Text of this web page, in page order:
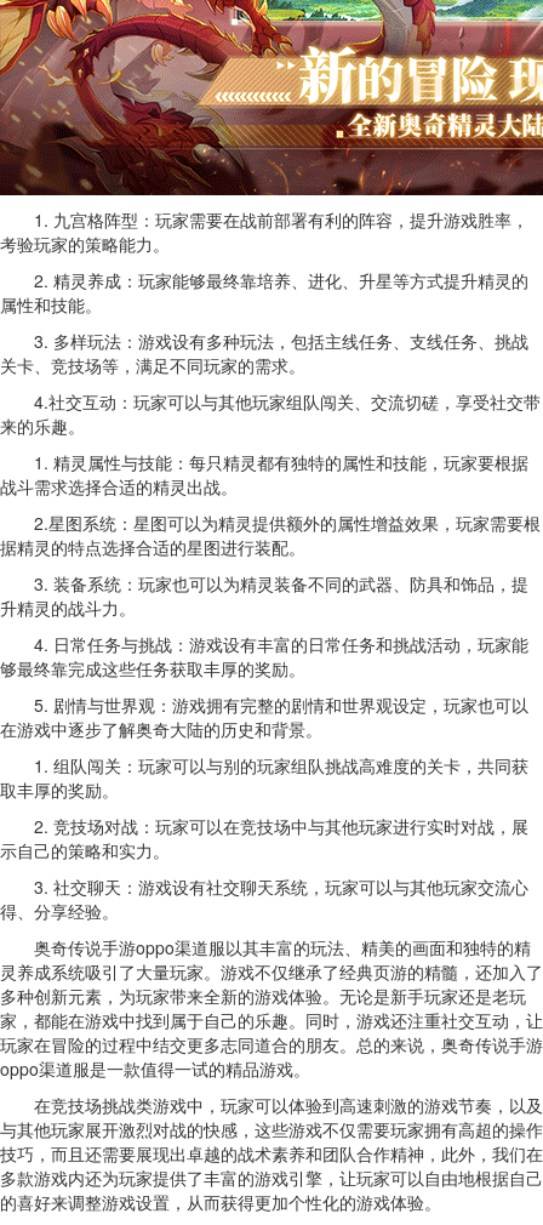
1. 九宫格阵型：玩家需要在战前部署有利的阵容，提升游戏胜率，
考验玩家的策略能力。
2. 精灵养成：玩家能够最终靠培养、进化、升星等方式提升精灵的
属性和技能。
3. 多样玩法：游戏设有多种玩法，包括主线任务、支线任务、挑战
关卡、竞技场等，满足不同玩家的需求。
4.社交互动：玩家可以与其他玩家组队闯关、交流切磋，享受社交带
来的乐趣。
1. 精灵属性与技能：每只精灵都有独特的属性和技能，玩家要根据
战斗需求选择合适的精灵出战。
2.星图系统：星图可以为精灵提供额外的属性增益效果，玩家需要根
据精灵的特点选择合适的星图进行装配。
3. 装备系统：玩家也可以为精灵装备不同的武器、防具和饰品，提
升精灵的战斗力。
4. 日常任务与挑战：游戏设有丰富的日常任务和挑战活动，玩家能
够最终靠完成这些任务获取丰厚的奖励。
5. 剧情与世界观：游戏拥有完整的剧情和世界观设定，玩家也可以
在游戏中逐步了解奥奇大陆的历史和背景。
1. 组队闯关：玩家可以与别的玩家组队挑战高难度的关卡，共同获
取丰厚的奖励。
2. 竞技场对战：玩家可以在竞技场中与其他玩家进行实时对战，展
示自己的策略和实力。
3. 社交聊天：游戏设有社交聊天系统，玩家可以与其他玩家交流心
得、分享经验。
奥奇传说手游oppo渠道服以其丰富的玩法、精美的画面和独特的精
灵养成系统吸引了大量玩家。游戏不仅继承了经典页游的精髓，还加入了
多种创新元素，为玩家带来全新的游戏体验。无论是新手玩家还是老玩
家，都能在游戏中找到属于自己的乐趣。同时，游戏还注重社交互动，让
玩家在冒险的过程中结交更多志同道合的朋友。总的来说，奥奇传说手游
oppo渠道服是一款值得一试的精品游戏。
在竞技场挑战类游戏中，玩家可以体验到高速刺激的游戏节奏，以及
与其他玩家展开激烈对战的快感，这些游戏不仅需要玩家拥有高超的操作
技巧，而且还需要展现出卓越的战术素养和团队合作精神，此外，我们在
多款游戏内还为玩家提供了丰富的游戏引擎，让玩家可以自由地根据自己
的喜好来调整游戏设置，从而获得更加个性化的游戏体验。